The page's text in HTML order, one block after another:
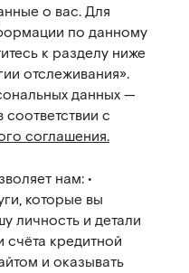
о вас. Для
по данному
к разделу ниже
отслеживания».
данных —
с
соглашения.
нам: •
которые вы
личность и детали
кредитной
и оказывать